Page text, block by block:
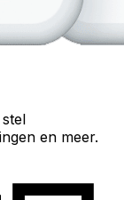
en meer.